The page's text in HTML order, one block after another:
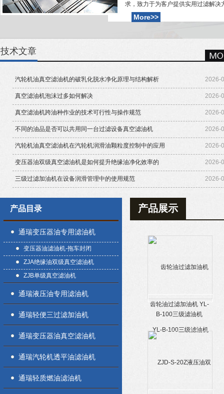
求，致力于为客户提供实用过滤解决
More>>
技术文章
汽轮机油真空滤油机的破乳化脱水净化原理与结构解析 2026-
真空滤油机泡沫过多如何解决 2026-
真空滤油机跨油种作业的技术可行性与操作规范 2026-
不同的油品是否可以共用同一台过滤设备真空滤油机 2026-
汽轮机油真空滤油机在汽轮机润滑油颗粒度控制中的应用 2026-
变压器油双级真空滤油机是如何提升绝缘油净化效率的 2026-
三级过滤加油机在设备润滑管理中的使用规范 2026-
产品目录
通瑞变压器油专用滤油机
变压器油滤油机-拖车封闭
ZJA绝缘油双级真空滤油机
ZJB单级真空滤油机
通瑞液压油专用滤油机
通瑞轻便三过滤加油机
通瑞变压器油真空滤油机
通瑞汽轮机透平油滤油机
通瑞轻质燃油滤油机
产品展示
齿轮油过滤加油机 YL-
B-100三级滤油机